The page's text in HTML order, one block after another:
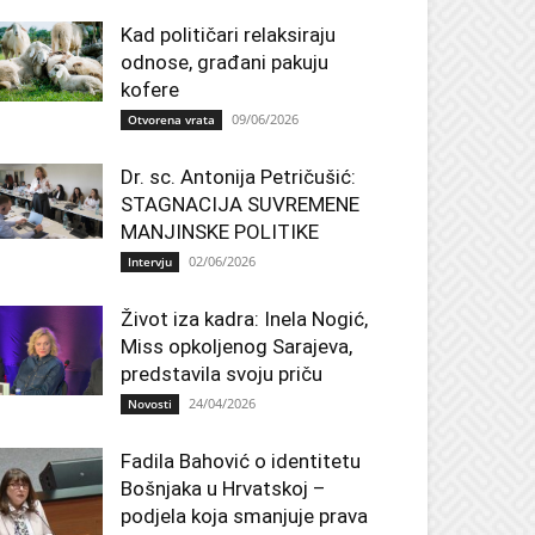
Kad političari relaksiraju
odnose, građani pakuju
kofere
Otvorena vrata 09/06/2026
Dr. sc. Antonija Petričušić:
STAGNACIJA SUVREMENE
MANJINSKE POLITIKE
Intervju 02/06/2026
Život iza kadra: Inela Nogić,
Miss opkoljenog Sarajeva,
predstavila svoju priču
Novosti 24/04/2026
Fadila Bahović o identitetu
Bošnjaka u Hrvatskoj –
podjela koja smanjuje prava